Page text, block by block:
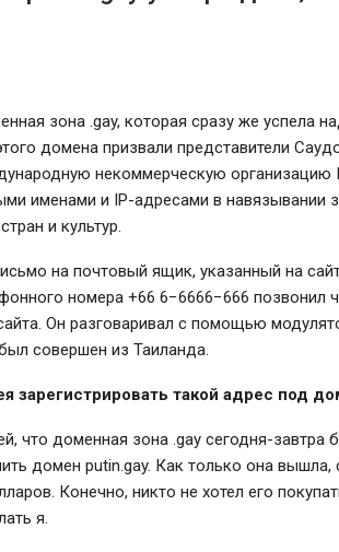
зона .gay, которая сразу же успела
домена призвали представители
некоммерческую организацию
именами и IP-адресами в навязывании
и культур.
на почтовый ящик, указанный на
номера +66 6−6666−666 позвонил
Он разговаривал с помощью
совершен из Таиланда.
зарегистрировать такой адрес под
что доменная зона .gay сегодня-завтра
домен putin.gay. Как только она вышла,
Конечно, никто не хотел его
я.